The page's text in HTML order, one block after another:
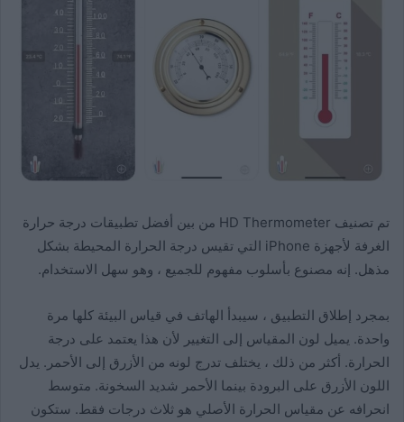
تم تصنيف HD Thermometer من بين أفضل تطبيقات درجة حرارة
الغرفة لأجهزة iPhone التي تقيس درجة الحرارة المحيطة بشكل
مذهل. إنه مصنوع بأسلوب مفهوم للجميع ، وهو سهل الاستخدام.
بمجرد إطلاق التطبيق ، سيبدأ الهاتف في قياس البيئة كلها مرة
واحدة. يميل لون المقياس إلى التغيير لأن هذا يعتمد على درجة
الحرارة. أكثر من ذلك ، يختلف تدرج لونه من الأزرق إلى الأحمر. يدل
اللون الأزرق على البرودة بينما الأحمر شديد السخونة. متوسط ​​
انحرافه عن مقياس الحرارة الأصلي هو ثلاث درجات فقط. ستكون